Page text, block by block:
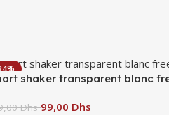
shaker transparent blanc
Dhs99,00 Dhs